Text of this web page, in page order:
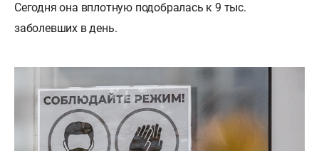
Сегодня она вплотную подобралась к 9 тыс.
заболевших в день.